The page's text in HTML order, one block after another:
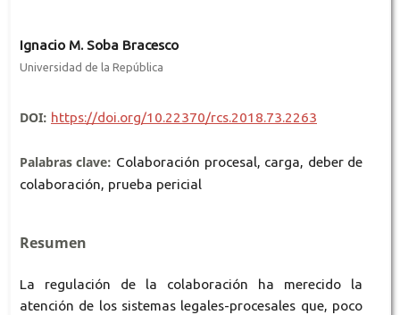
Ignacio M. Soba Bracesco
Universidad de la República
DOI: https://doi.org/10.22370/rcs.2018.73.2263
Palabras clave: Colaboración procesal, carga, deber de
colaboración, prueba pericial
Resumen
La regulación de la colaboración ha merecido la
atención de los sistemas legales-procesales que, poco